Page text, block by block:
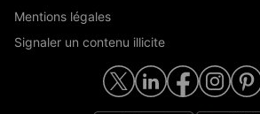
Mentions légales
Signaler un contenu illicite